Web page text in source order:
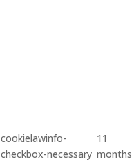
cookielawinfo-
checkbox-necessary
11
months